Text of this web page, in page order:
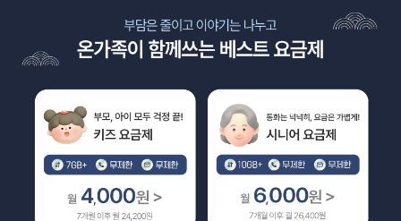
부담은 줄이고 이야기는 나누고 온가족이 함께쓰는 베스트 요금제